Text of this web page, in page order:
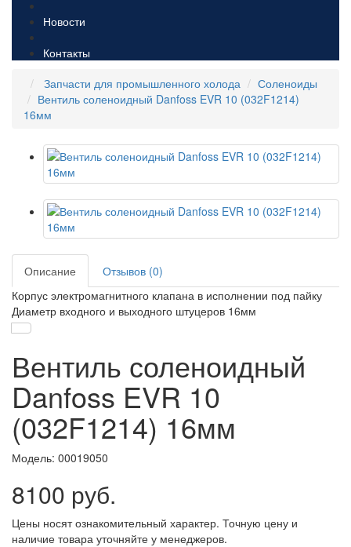
Новости
Контакты
Запчасти для промышленного холода
Соленоиды
Вентиль соленоидный Danfoss EVR 10 (032F1214)
16мм
Описание
Отзывов (0)
Корпус электромагнитного клапана в исполнении под пайку
Диаметр входного и выходного штуцеров 16мм
Вентиль соленоидный
Danfoss EVR 10
(032F1214) 16мм
Модель: 00019050
8100 руб.
Цены носят ознакомительный характер. Точную цену и
наличие товара уточняйте у менеджеров.